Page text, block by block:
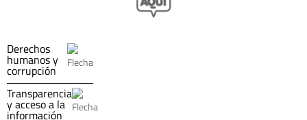
Derechos
humanos y
corrupción
Transparencia
y acceso a la
información